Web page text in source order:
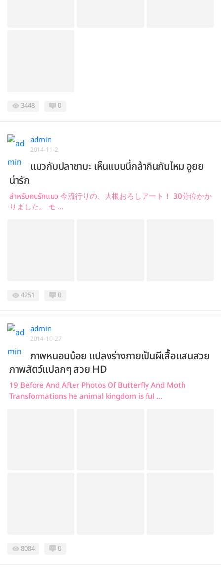
3448 0
admin
2014-11-2
แมวกับปลาซาบะ เห็นแบบนี้กล้ากินกันไหม อูยย
น่ารัก
สำหรับคนรักแมว 今流行りの、大根おろしアート！ 30分位かか
りました。 モ ...
4251 0
admin
2014-10-27
ภาพหนอนน้อย แปลงร่างกายเป็นผีเสื้อแสนสวย
ภาพสัตว์แปลกๆ สวย HD
19 Before And After Photos Of Butterfly And Moth
Transformations he animal kingdom is ful ...
8084 0